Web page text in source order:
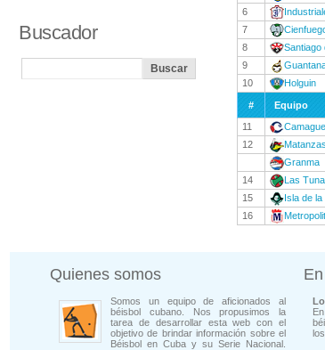
6
7
8
Santiago
9
10
Holguin
# Equipo
11
12
Matanzas
Granma
14
Las
15
Isla de
16
Buscador
Quienes somos
Somos un equipo de aficionados al
béisbol cubano. Nos propusimos la
tarea de desarrollar esta web con el
objetivo de brindar información sobre el
Béisbol en Cuba y su Serie Nacional.